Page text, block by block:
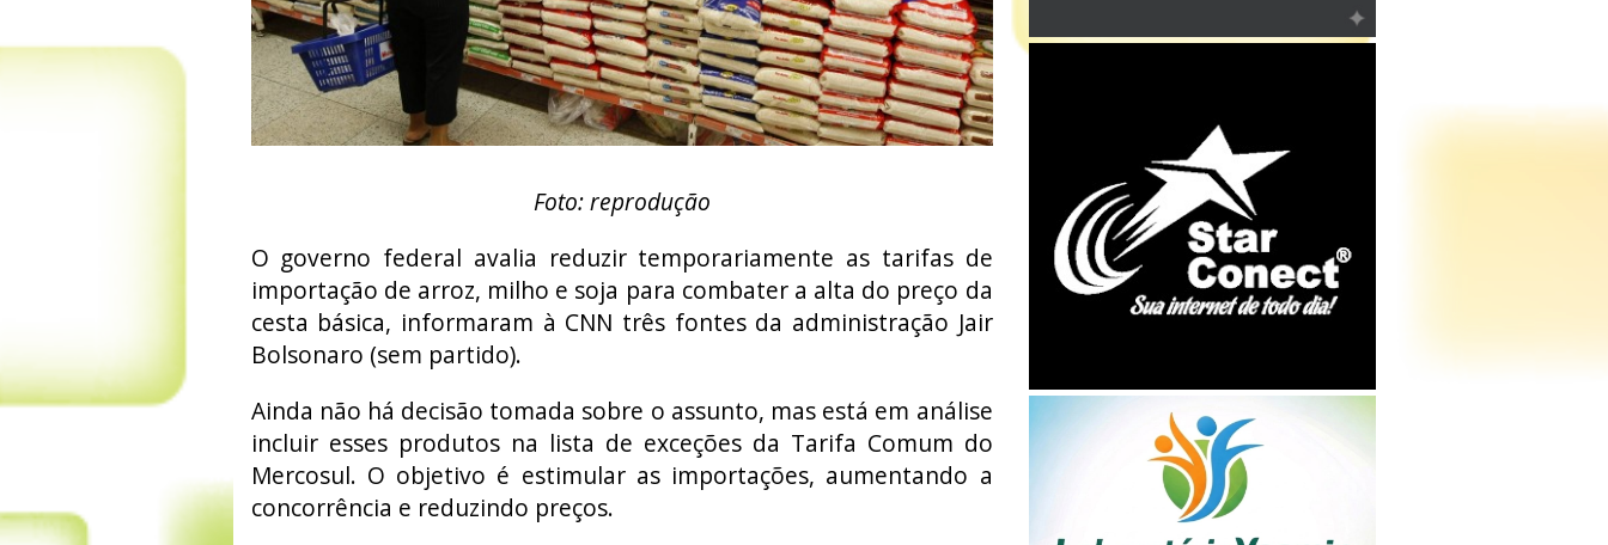
Foto: reprodução
O governo federal avalia reduzir temporariamente as tarifas de
importação de arroz, milho e soja para combater a alta do preço da
cesta básica, informaram à CNN três fontes da administração Jair
Bolsonaro (sem partido).
Ainda não há decisão tomada sobre o assunto, mas está em análise
incluir esses produtos na lista de exceções da Tarifa Comum do
Mercosul. O objetivo é estimular as importações, aumentando a
concorrência e reduzindo preços.